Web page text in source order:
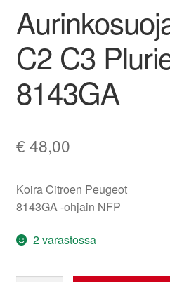
Tilini
Valitukset
C2 C3
8143GA
€ 48,00
Koira Citroen Peugeot
8143GA -ohjain NFP
2 varastossa